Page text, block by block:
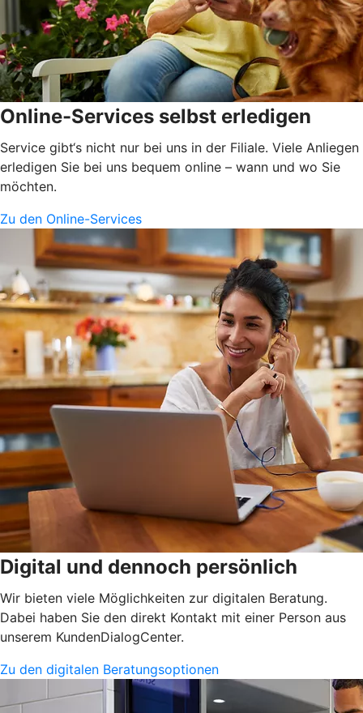
Online-Services selbst erledigen
Service gibt‘s nicht nur bei uns in der Filiale. Viele Anliegen
erledigen Sie bei uns bequem online – wann und wo Sie
möchten.
Zu den Online-Services
Digital und dennoch persönlich
Wir bieten viele Möglichkeiten zur digitalen Beratung.
Dabei haben Sie den direkt Kontakt mit einer Person aus
unserem KundenDialogCenter.
Zu den digitalen Beratungsoptionen